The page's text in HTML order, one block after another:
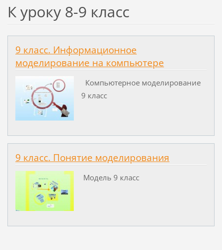
К уроку 8-9 класс
9 класс. Информационное
моделирование на компьютере
Компьютерное моделирование
9 класс
9 класс. Понятие моделирования
Модель 9 класс